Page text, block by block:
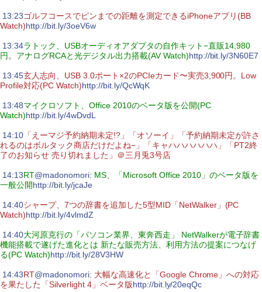
13:23ゴルフコースでピンまでの距離を測定できるiPhoneアプリ(BB
Watch)http://bit.ly/3oeV6w
13:34ラトック、USBオーディオアダプタの自作キット−直販14,980
円。アナログRCAと光デジタル出力搭載(AV Watch)http://bit.ly/3N60E7
13:45玄人志向、USB 3.0ポート×2のPCIeカード〜実売3,900円。Low
Profile対応(PC Watch)http://bit.ly/QcWqK
13:48マイクロソフト、Office 2010のベータ版を公開(PC
Watch)http://bit.ly/4wDvdL
14:10「えーマジ予約納期未定!?」「オソーイ」「予約納期未定が許さ
れるのはボルタック商店だけだよね−」「キャハハハハハハ」「PT2終
了のお知らせ 売り切れました」＠三月兎3号店
14:13RT@madonomori: MS、「Microsoft Office 2010」のベータ版を
一般公開http://bit.ly/jcaJe
14:40シャープ、7つの辞書を追加した5型MID「NetWalker」(PC
Watch)http://bit.ly/4vlmdZ
14:40大河原克行の「パソコン業界、東奔西走」 NetWalkerが電子辞書
機能搭載で遂げた進化とは 新たな販売方法、利用方法の提案につなげ
る(PC Watch)http://bit.ly/28V3HW
14:43RT@madonomori: 大幅な高速化と「Google Chrome」への対応
を果たした「Silverlight 4」ベータ版http://bit.ly/20eqQc